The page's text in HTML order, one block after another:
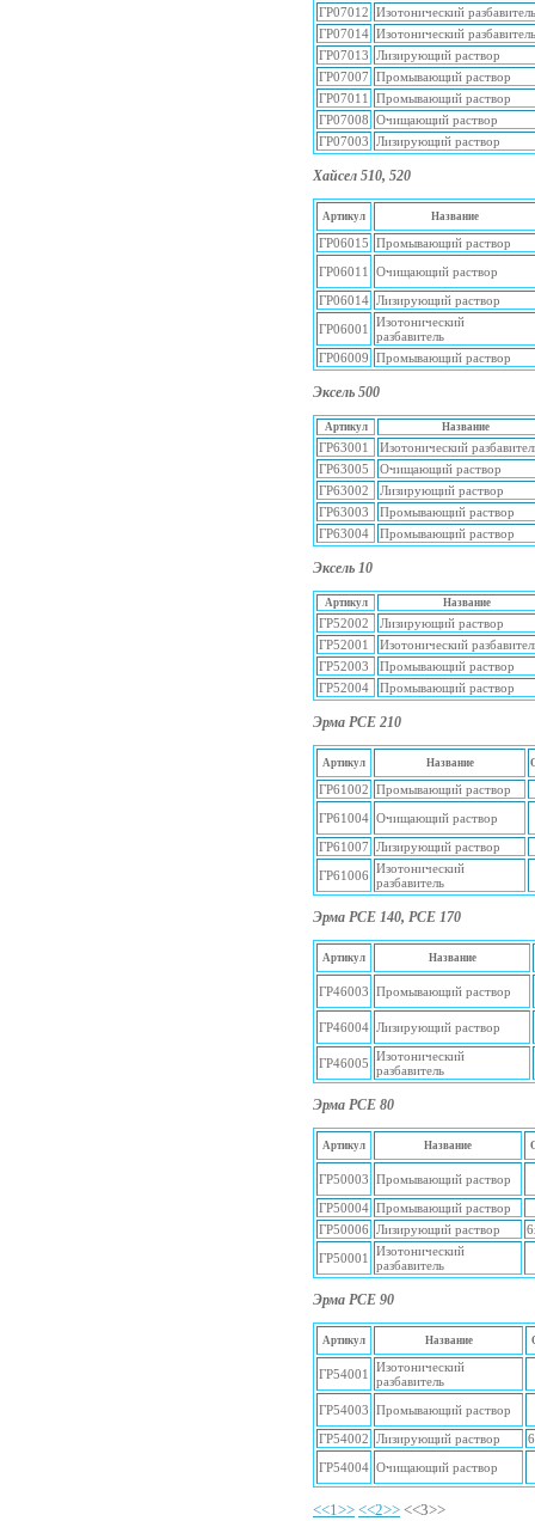
ГР07012 Изотонический разбавитель
ГР07014 Изотонический разбавитель
ГР07013 Лизирующий раствор
ГР07007 Промывающий раствор
ГР07011 Промывающий раствор
ГР07008 Очищающий раствор
ГР07003 Лизирующий раствор
Хайсел 510, 520
Артикул Название
ГР06015 Промывающий раствор
ГР06011 Очищающий раствор
ГР06014 Лизирующий раствор
ГР06001 Изотонический
разбавитель
ГР06009 Промывающий раствор
Эксель 500
Артикул Название
ГР63001
Изотонический
ГР63005
Очищающий раствор
ГР63002
Лизирующий раствор
ГР63003
Промывающий раствор
ГР63004
Промывающий раствор
Эксель 10
Артикул Название
ГР52002
Лизирующий раствор
ГР52001
Изотонический
ГР52003
Промывающий раствор
ГР52004
Промывающий раствор
Эрма РСЕ 210
Артикул Название
ГР61002 Промывающий раствор
ГР61004 Очищающий раствор
ГР61007 Лизирующий раствор
ГР61006 Изотонический
разбавитель
Эрма РСЕ 140, РСЕ 170
Артикул Название
ГР46003 Промывающий раствор
ГР46004 Лизирующий раствор
ГР46005 Изотонический
разбавитель
Эрма PCE 80
Артикул Название
ГР50003 Промывающий раствор
ГР50004 Промывающий раствор
ГР50006 Лизирующий раствор
ГР50001 Изотонический
разбавитель
Эрма РСЕ 90
Артикул Название
ГР54001 Изотонический
разбавитель
ГР54003 Промывающий раствор
ГР54002 Лизирующий раствор
ГР54004 Очищающий раствор
<<1>> <<2>> <<3>>